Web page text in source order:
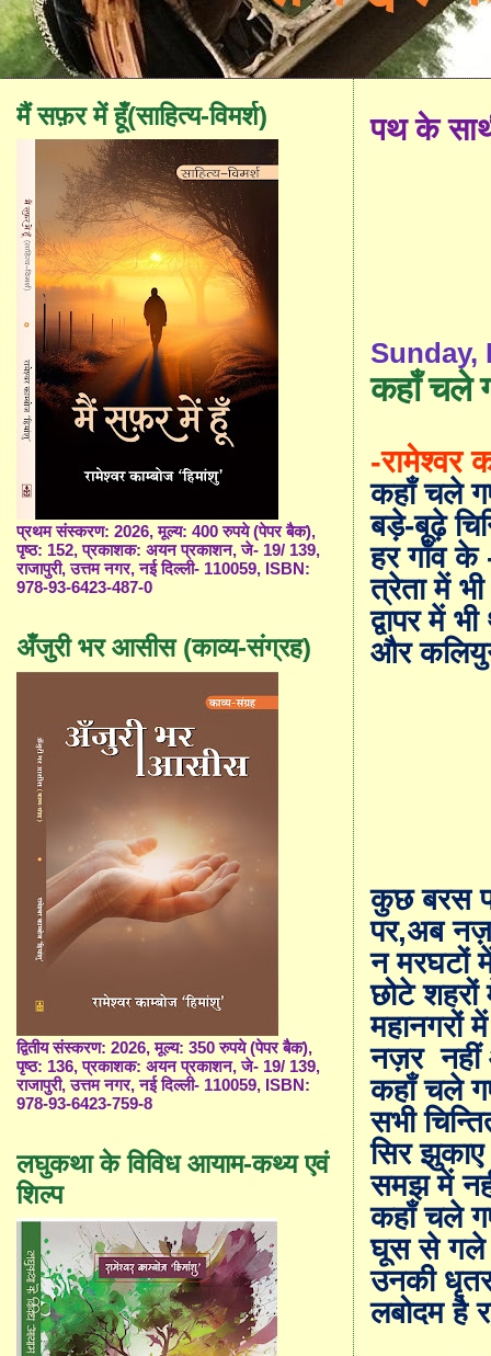
पथ के
Sunday,
कहाँ चले
-रामेश्वर
कहाँ चले
बड़े-बूढ़े
हर गाँव के
त्रेता में भी
द्वापर में
और
कुछ बरस
पर,अब
न मरघटों
छोटे शहरों
महानगरों
नज़र नहीं
कहाँ चले
सभी
सिर
समझ में
कहाँ चले
घूस से गले
उनकी
लबोदम है
मैं सफ़र में हूँ(साहित्य-विमर्श)
प्रथम संस्करण: 2026, मूल्य: 400 रुपये (पेपर बैक),
पृष्ठ: 152, प्रकाशक: अयन प्रकाशन, जे- 19/ 139,
राजापुरी, उत्तम नगर, नई दिल्ली- 110059, ISBN:
978-93-6423-487-0
अँजुरी भर आसीस (काव्य-संग्रह)
द्वितीय संस्करण: 2026, मूल्य: 350 रुपये (पेपर बैक),
पृष्ठ: 136, प्रकाशक: अयन प्रकाशन, जे- 19/ 139,
राजापुरी, उत्तम नगर, नई दिल्ली- 110059, ISBN:
978-93-6423-759-8
लघुकथा के विविध आयाम-कथ्य एवं
शिल्प